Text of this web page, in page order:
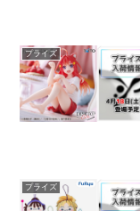
プライズ
プライズ